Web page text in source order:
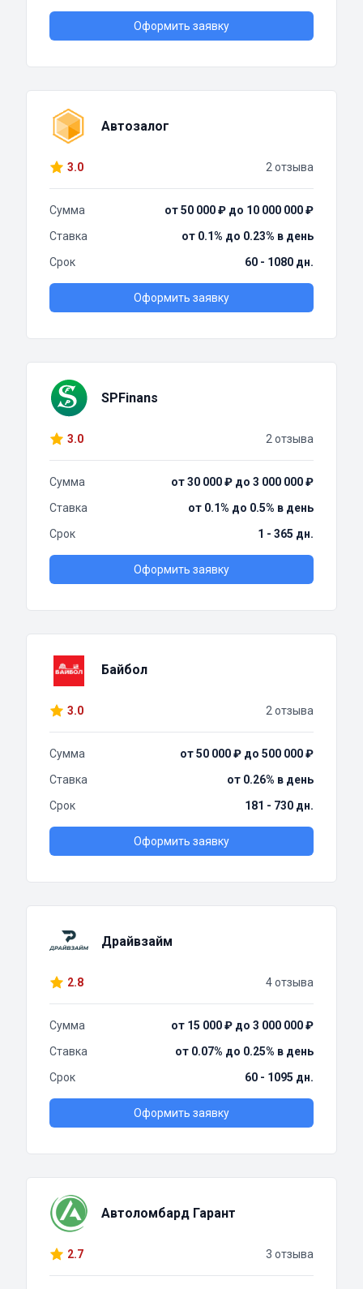
Оформить заявку
Автозалог
3.0 2 отзыва
Сумма
от 50 000 ₽ до 10 000 000 ₽
Ставка
от 0.1% до 0.23% в день
Срок
60 - 1080 дн.
Оформить заявку
SPFinans
3.0 2 отзыва
Сумма
от 30 000 ₽ до 3 000 000 ₽
Ставка
от 0.1% до 0.5% в день
Срок
1 - 365 дн.
Оформить заявку
Байбол
3.0 2 отзыва
Сумма
от 50 000 ₽ до 500 000 ₽
Ставка
от 0.26% в день
Срок
181 - 730 дн.
Оформить заявку
Драйвзайм
2.8 4 отзыва
Сумма
от 15 000 ₽ до 3 000 000 ₽
Ставка
от 0.07% до 0.25% в день
Срок
60 - 1095 дн.
Оформить заявку
Автоломбард Гарант
2.7 3 отзыва